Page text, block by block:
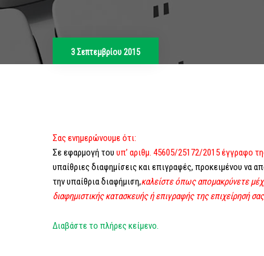
3 Σεπτεμβρίου 2015
Σας ενημερώνουμε ότι:
Σε εφαρμογή του υπ’ αριθμ. 45605/25172/2015 έγγραφο
υπαίθριες διαφημίσεις και επιγραφές, προκειμένου να
την υπαίθρια διαφήμιση,καλείστε όπως απομακρύνετε
διαφημιστικής κατασκευής ή επιγραφής της επιχείρησή
Διαβάστε το πλήρες κείμενο.